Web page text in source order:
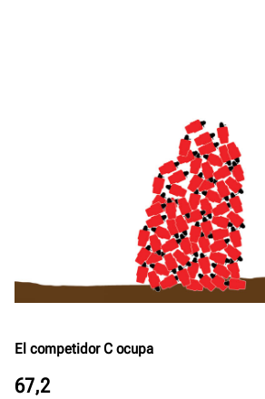
El competidor C ocupa
67,2